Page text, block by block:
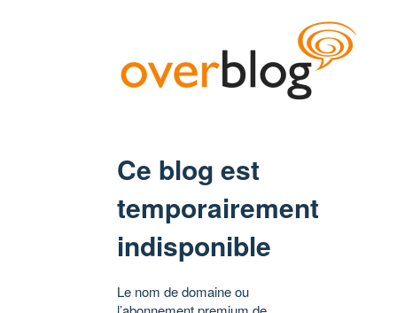
Ce blog est
temporairement
indisponible
Le nom de domaine ou